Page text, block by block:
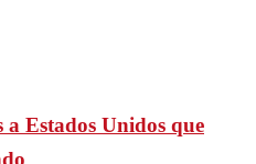
Estados Unidos que